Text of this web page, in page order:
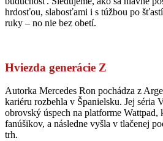
hrdosťou, slabosťami i s túžbou po
ruky – no nie bez obetí.
Hviezda generácie Z
Autorka Mercedes Ron pochádza z
kariéru rozbehla v Španielsku. Jej séria
obrovský úspech na platforme Wattpad,
fanúšikov, a následne vyšla v tlačenej
trh.